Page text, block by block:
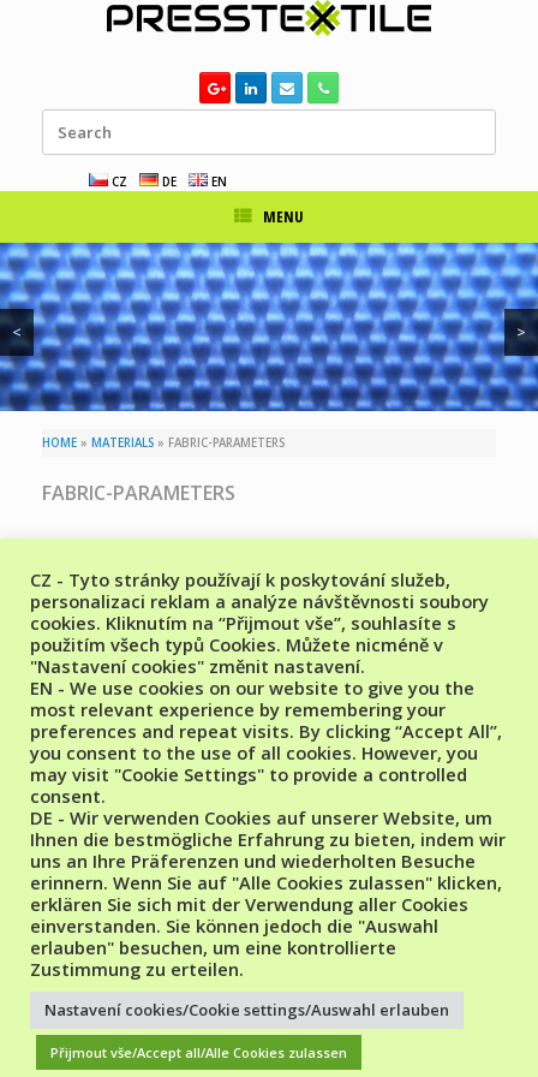
Search
for:
CZ DE EN
MENU
< >
HOME » MATERIALS » FABRIC-PARAMETERS
FABRIC-PARAMETERS
Categories
No categories
Administration
Log in
Copyright PRESSTEXTILE s.r.o., 2016; PRESSTEXTILE s.r.o., Tel.: +420
739 348 612, +420 777 896 975 , Email: info@presstextile.cz,
sales@presstextile.cz
ASiteOriginTheme
CZ - Tyto stránky používají k poskytování služeb,
personalizaci reklam a analýze návštěvnosti soubory
cookies. Kliknutím na “Přijmout vše”, souhlasíte s
použitím všech typů Cookies. Můžete nicméně v
"Nastavení cookies" změnit nastavení.
EN - We use cookies on our website to give you the
most relevant experience by remembering your
preferences and repeat visits. By clicking “Accept All”,
you consent to the use of all cookies. However, you
may visit "Cookie Settings" to provide a controlled
consent.
DE - Wir verwenden Cookies auf unserer Website, um
Ihnen die bestmögliche Erfahrung zu bieten, indem wir
uns an Ihre Präferenzen und wiederholten Besuche
erinnern. Wenn Sie auf "Alle Cookies zulassen" klicken,
erklären Sie sich mit der Verwendung aller Cookies
einverstanden. Sie können jedoch die "Auswahl
erlauben" besuchen, um eine kontrollierte
Zustimmung zu erteilen.
Nastavení cookies/Cookie settings/Auswahl erlauben
Přijmout vše/Accept all/Alle Cookies zulassen